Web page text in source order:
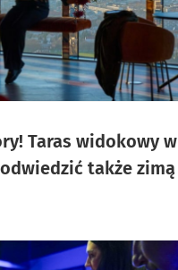
Taras widokowy w
także zimą